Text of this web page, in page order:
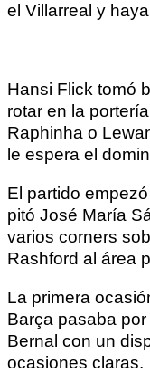
el Villarreal y
Hansi Flick tomó
rotar en la
Raphinha o
le espera el
El partido
pitó José María
varios corners
Rashford al área
La primera
Barça pasaba
Bernal con un
ocasiones claras.